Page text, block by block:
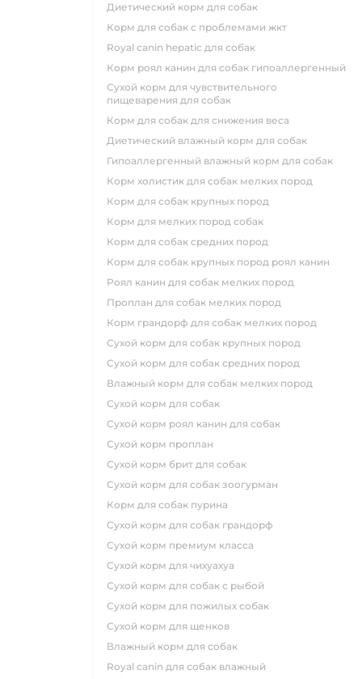
диетический корм для собак
корм для собак с проблемами жкт
royal canin hepatic для собак
корм роял канин для собак гипоаллергенный
сухой корм для чувствительного
пищеварения для собак
корм для собак для снижения веса
диетический влажный корм для собак
гипоаллергенный влажный корм для собак
корм холистик для собак мелких пород
корм для собак крупных пород
корм для мелких пород собак
корм для собак средних пород
корм для собак крупных пород роял канин
роял канин для собак мелких пород
проплан для собак мелких пород
корм грандорф для собак мелких пород
сухой корм для собак крупных пород
сухой корм для собак средних пород
влажный корм для собак мелких пород
сухой корм для собак
сухой корм роял канин для собак
сухой корм проплан
сухой корм брит для собак
сухой корм для собак зоогурман
корм для собак пурина
сухой корм для собак грандорф
сухой корм премиум класса
сухой корм для чихуахуа
сухой корм для собак с рыбой
сухой корм для пожилых собак
сухой корм для щенков
влажный корм для собак
royal canin для собак влажный